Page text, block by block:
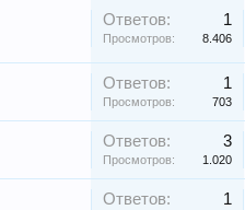
Ответов: 1
Просмотров: 8.406
Ответов: 1
Просмотров: 703
Ответов: 3
Просмотров: 1.020
Ответов: 1